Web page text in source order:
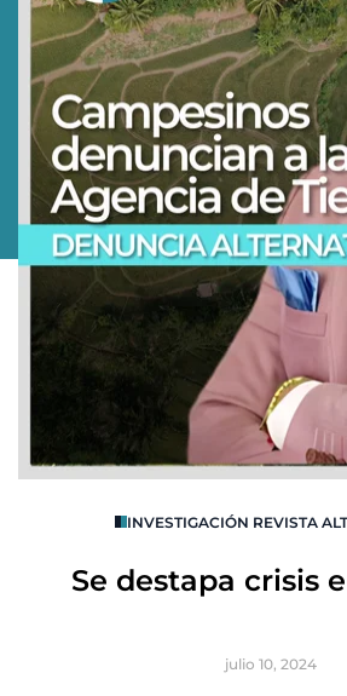
INVESTIGACIÓN REVISTA
Se destapa crisis
julio 10, 2024